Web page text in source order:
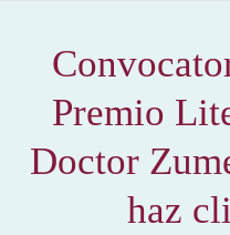
Premio
Doctor
haz